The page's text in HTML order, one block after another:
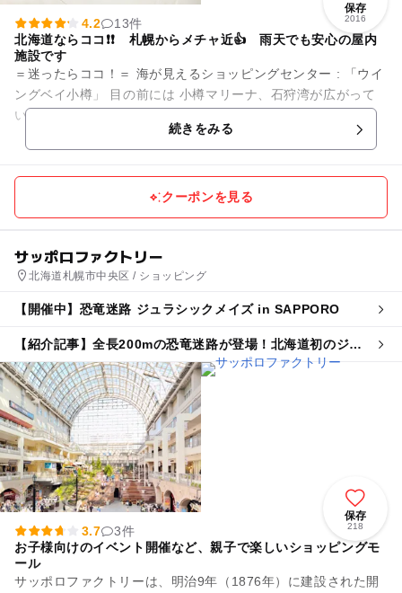
保存
2016
4.2
13件
北海道ならココ❗❗ 札幌からメチャ近👍 雨天でも安心の屋内
施設です
＝迷ったらココ！＝ 海が見えるショッピングセンター : 「ウイ
ングベイ小樽」 目の前には 小樽マリーナ、石狩湾が広がって
続きをみる
クーポンを見る
サッポロファクトリー
北海道札幌市中央区 / ショッピング
【開催中】恐竜迷路 ジュラシックメイズ in SAPPORO
【紹介記事】全長200mの恐竜迷路が登場！北海道初のジュ
ラシックメイズがサッポロファクトリーで
保存
218
3.7
3件
お子様向けのイベント開催など、親子で楽しいショッピングモ
ール
サッポロファクトリーは、明治9年（1876年）に建設された開